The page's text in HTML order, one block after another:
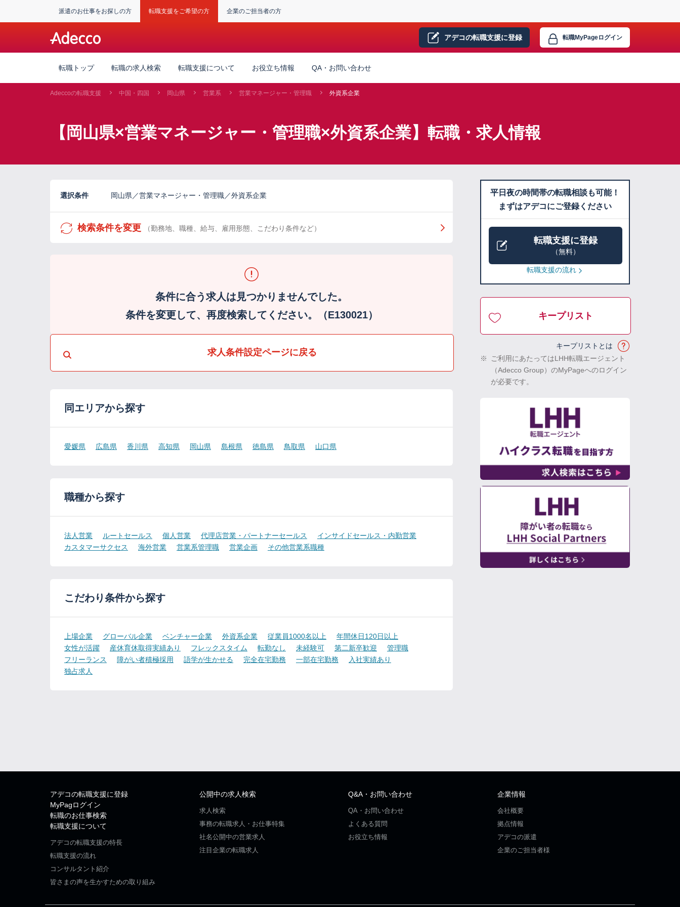
派遣のお仕事をお探しの方 転職支援をご希望の方 企業のご担当者の方
アデコの転職支援に登録 転職MyPageログイン
転職トップ 転職の求人検索 転職支援について お役立ち情報 QA・お問い合わせ
Adeccoの転職支援 中国・四国 岡山県 営業系 営業マネージャー・管理職 外資系企業
【岡山県×営業マネージャー・管理職×外資系企業】転職・求人情報
選択条件 岡山県／営業マネージャー・管理職／外資系企業
検索条件を変更 （勤務地、職種、給与、雇用形態、こだわり条件など）
条件に合う求人は見つかりませんでした。
条件を変更して、再度検索してください。（E130021）
求人条件設定ページに戻る
同エリアから探す
愛媛県 広島県 香川県 高知県 岡山県 島根県 徳島県 鳥取県 山口県
職種から探す
法人営業 ルートセールス 個人営業 代理店営業・パートナーセールス
インサイドセールス・内勤営業
カスタマーサクセス
海外営業 営業系管理職 営業企画 その他営業系職種
こだわり条件から探す
上場企業 グローバル企業 ベンチャー企業 外資系企業 従業員1000名以上
年間休日120日以上
女性が活躍
産休育休取得実績あり フレックスタイム 転勤なし 未経験可 第二新卒歓迎
管理職
フリーランス
障がい者積極採用 語学が生かせる 完全在宅勤務 一部在宅勤務
入社実績あり
独占求人
平日夜の時間帯の転職相談も可能！
まずはアデコにご登録ください
転職支援に登録
（無料）
転職支援の流れ
キープリスト
キープリストとは
※
ご利用にあたってはLHH転職エージェント
（Adecco Group）のMyPageへのログイン
が必要です。
アデコの転職支援に登録
MyPagログイン
転職のお仕事検索
転職支援について
アデコの転職支援の特長
転職支援の流れ
コンサルタント紹介
皆さまの声を生かすための取り組み
公開中の求人検索
求人検索
事務の転職求人・お仕事特集
社名公開中の営業求人
注目企業の転職求人
Q&A・お問い合わせ
QA・お問い合わせ
よくある質問
お役立ち情報
企業情報
会社概要
拠点情報
アデコの派遣
企業のご担当者様